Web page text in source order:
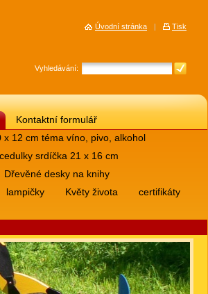
Kontaktní formulář
12 cm téma víno, pivo, alkohol
srdíčka 21 x 16 cm
Dřevěné desky na knihy
lampičky Květy života
certifikáty
Vyhledávání:
Úvodní stránka | Tisk